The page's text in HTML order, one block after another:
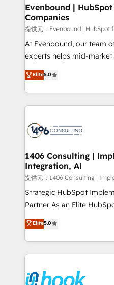
products and strategies
difference.
Evenbound |
Companies
提供元：Evenbound | HubSpot
At Evenbound, our team
experts helps mid-
achieve real growth. We
tailored solutions that
HubSpot’s platform and
Technical Solutions: - HubSpot Technical Consulting -
Onboarding - Data Migration & Integrations -
Revenue Operations -
Outbound Marketing -
Design & Development We empower our clients to
reach their full potential
relationship-driven support. With over 300
technical know-how and
need to succeed.
Elite5.0
1406 Consulting |
Integration, AI
提供元：1406 Consulting |
Strategic HubSpot
Partner As an Elite HubSpot Partner, 1406 Consulting
helps mid-market
they sell, market, and
HubSpot—we teach your
to help you keep winning. What We Do ⚙️ CRM
Data & Content 📈 Sales
Elite5.0